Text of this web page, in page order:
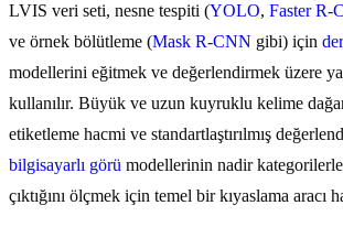
LVIS veri seti, nesne tespiti (YOLO, Faster R-
ve örnek bölütleme (Mask R-CNN gibi) için
modellerini eğitmek ve değerlendirmek üzere
kullanılır. Büyük ve uzun kuyruklu kelime
etiketleme hacmi ve standartlaştırılmış
bilgisayarlı görü modellerinin nadir
çıktığını ölçmek için temel bir kıyaslama aracı